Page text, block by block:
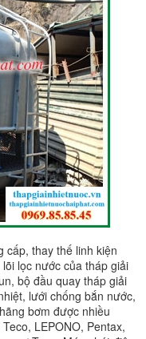
cấp, thay thế linh kiện
lọc nước của tháp giải
bộ đầu quay tháp giải
lưới chống bắn nước,
bơm được nhiều
LEPONO, Pentax,